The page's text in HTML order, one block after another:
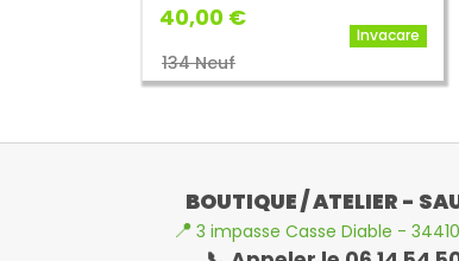
40,00 €
134 Neuf
Invacare
BOUTIQUE / ATELIER -
📍 3 impasse Casse Diable -